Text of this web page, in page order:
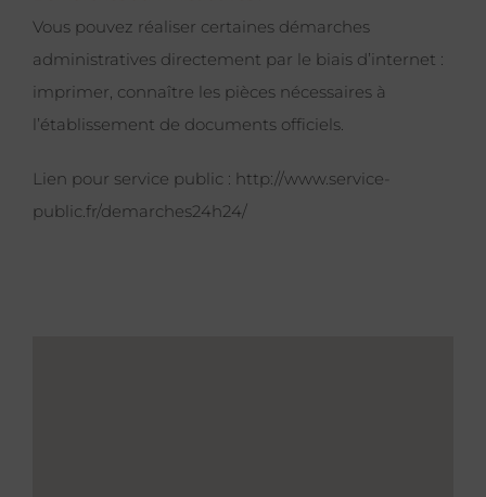
Vous pouvez réaliser certaines démarches
administratives directement par le biais d’internet :
imprimer, connaître les pièces nécessaires à
l’établissement de documents officiels.
Lien pour service public : http://www.service-
public.fr/demarches24h24/